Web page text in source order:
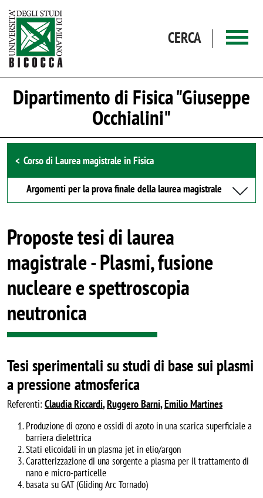
CERCA
Dipartimento di Fisica "Giuseppe
Occhialini"
Browse the section
Corso di Laurea magistrale in Fisica
Argomenti per la prova finale della laurea magistrale
Proposte tesi di laurea
magistrale - Plasmi, fusione
nucleare e spettroscopia
neutronica
Tesi sperimentali su studi di base sui plasmi
a pressione atmosferica
Referenti: Claudia Riccardi,Ruggero Barni,Emilio Martines
Produzione di ozono e ossidi di azoto in una scarica superficiale a
barriera dielettrica
Stati elicoidali in un plasma jet in elio/argon
Caratterizzazione di una sorgente a plasma per il trattamento di
nano e micro-particelle
basata su GAT (Gliding Arc Tornado)